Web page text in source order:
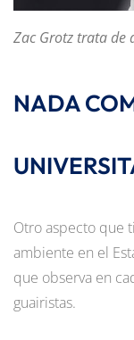
Zac Grotz trata de
NADA
Otro aspecto que
ambiente en el
que observa en
guairistas.